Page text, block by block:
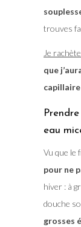
trouves
Je
que
capillaire
eau
Vu que le
pour ne
hiver : à
douche
grosses